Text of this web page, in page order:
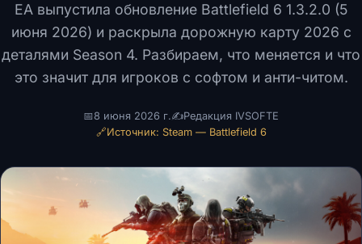
EA выпустила обновление Battlefield 6 1.3.2.0 (5
июня 2026) и раскрыла дорожную карту 2026 с
деталями Season 4. Разбираем, что меняется и что
это значит для игроков с софтом и анти-читом.
📅8 июня 2026 г.✍️Редакция IVSOFTE
🔗Источник: Steam — Battlefield 6